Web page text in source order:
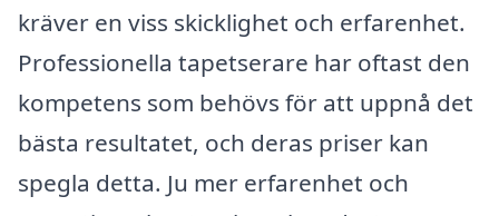
kräver en viss skicklighet och erfarenhet.
Professionella tapetserare har oftast den
kompetens som behövs för att uppnå det
bästa resultatet, och deras priser kan
spegla detta. Ju mer erfarenhet och